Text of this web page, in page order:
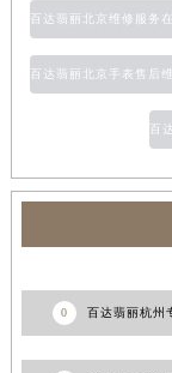
0 百达翡丽杭州